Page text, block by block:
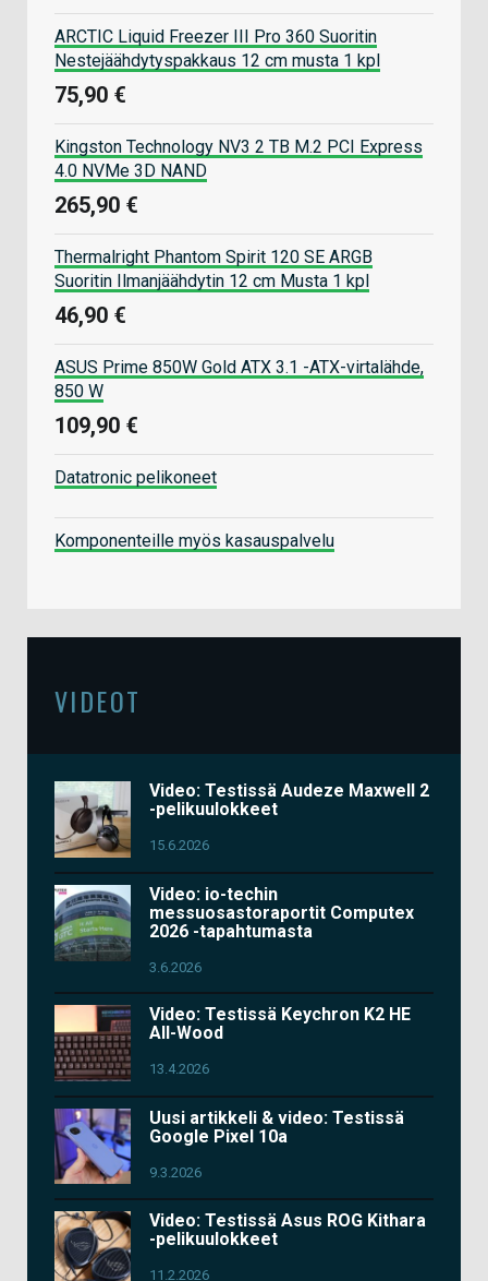
ARCTIC Liquid Freezer III Pro 360 Suoritin
Nestejäähdytyspakkaus 12 cm musta 1 kpl
75,90 €
Kingston Technology NV3 2 TB M.2 PCI Express
4.0 NVMe 3D NAND
265,90 €
Thermalright Phantom Spirit 120 SE ARGB
Suoritin Ilmanjäähdytin 12 cm Musta 1 kpl
46,90 €
ASUS Prime 850W Gold ATX 3.1 -ATX-virtalähde,
850 W
109,90 €
Datatronic pelikoneet
Komponenteille myös kasauspalvelu
VIDEOT
Video: Testissä Audeze Maxwell 2
-pelikuulokkeet
15.6.2026
Video: io-techin
messuosastoraportit Computex
2026 -tapahtumasta
3.6.2026
Video: Testissä Keychron K2 HE
All-Wood
13.4.2026
Uusi artikkeli & video: Testissä
Google Pixel 10a
9.3.2026
Video: Testissä Asus ROG Kithara
-pelikuulokkeet
11.2.2026